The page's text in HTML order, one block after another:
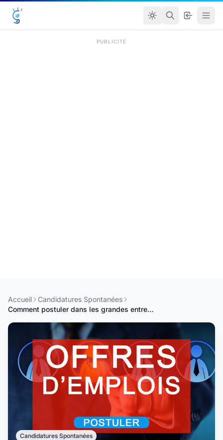
PUBLICITÉ
Accueil
Candidatures Spontanées
Comment postuler dans les grandes entreprises au Sénégal en 2025
Candidatures Spontanées